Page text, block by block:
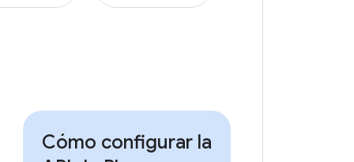
Cómo configurar la